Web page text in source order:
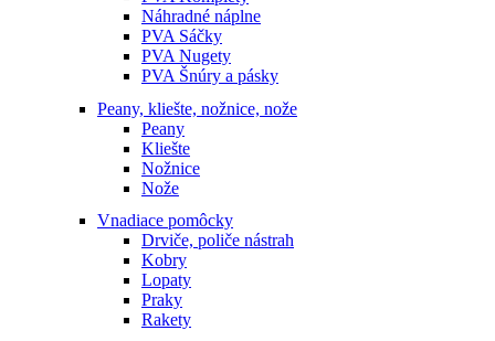
Náhradné náplne
PVA Sáčky
PVA Nugety
PVA Šnúry a pásky
Peany, kliešte, nožnice, nože
Peany
Kliešte
Nožnice
Nože
Vnadiace pomôcky
Drviče, poliče nástrah
Kobry
Lopaty
Praky
Rakety